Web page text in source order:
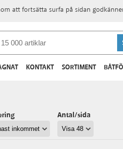
KONTAKT SORTIMENT
Antal/sida
att fortsätta surfa på sidan